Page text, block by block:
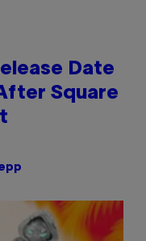
Date
Square